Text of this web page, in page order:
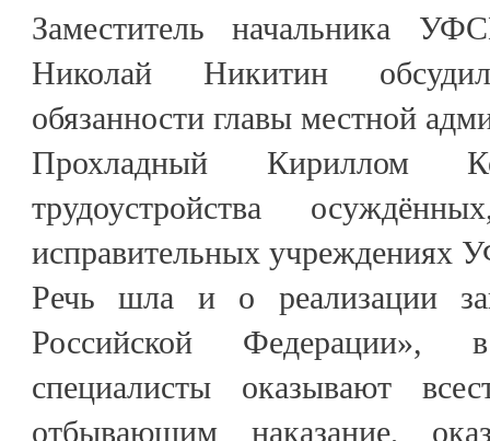
Заместитель начальника
Николай Никитин
обязанности главы местной
Прохладный Кириллом
трудоустройства
исправительных
Речь шла и о реализации
Российской Федерации»,
специалисты оказывают
отбывающим наказание,